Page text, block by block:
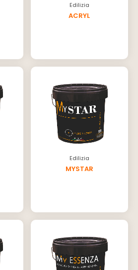
Edilizia
ACRYL
Edilizia
MYSTAR